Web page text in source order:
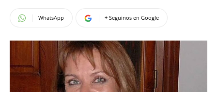
WhatsApp + Seguinos en Google